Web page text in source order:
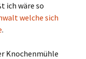
ich wäre so
welche sich
.
Knochenmühle